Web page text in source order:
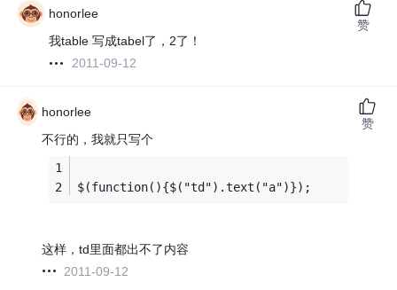
honorlee
我table 写成tabel了，2了！
2011-09-12
赞
honorlee
不行的，我就只写个
$(function(){$("td").text("a")});
这样，td里面都出不了内容
2011-09-12
赞